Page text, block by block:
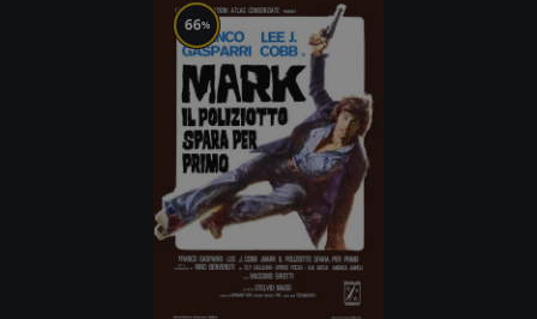
66%